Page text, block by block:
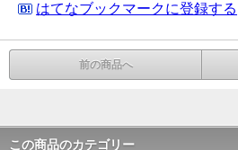
はてなブックマークに登録する
前の商品へ
この商品のカテゴリー